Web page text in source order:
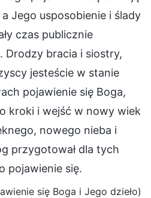
Jego usposobienie i ślady
czas publicznie
Drodzy bracia i siostry,
jesteście w stanie
pojawienie się Boga,
kroki i wejść w nowy wiek
nowego nieba i
przygotował dla tych
pojawienie się.
się Boga i Jego dzieło)